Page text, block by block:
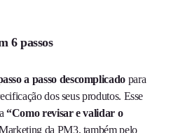
6 passos
a passo descomplicado para
dos seus produtos. Esse
“Como revisar e validar o
da PM3, também pelo